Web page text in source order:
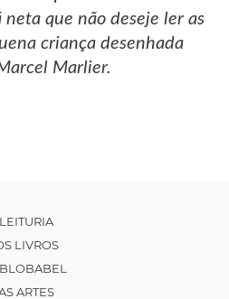
que não deseje ler as
criança desenhada
Marlier.
LEITURIA
LIVROS
ARTES